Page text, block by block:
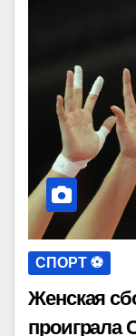
СПОРТ ⚽️
Женская
проиграла